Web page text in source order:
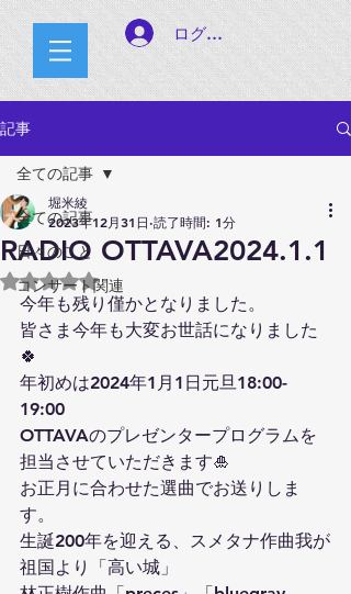
ログイン
記事
全ての記事
日々のこと
コンサート関連
全ての記事
RADIO OTTAVA2024.1.1
堀米綾
2023年12月31日 読了時間: 1分
5つ星のうちNaNと評価されています。
今年も残り僅かとなりました。
皆さま今年も大変お世話になりました
🍀
年初めは2024年1月1日元旦18:00-
19:00
OTTAVAのプレゼンタープログラムを
担当させていただきます🎍
お正月に合わせた選曲でお送りしま
す。
生誕200年を迎える、スメタナ作曲我が
祖国より「高い城」